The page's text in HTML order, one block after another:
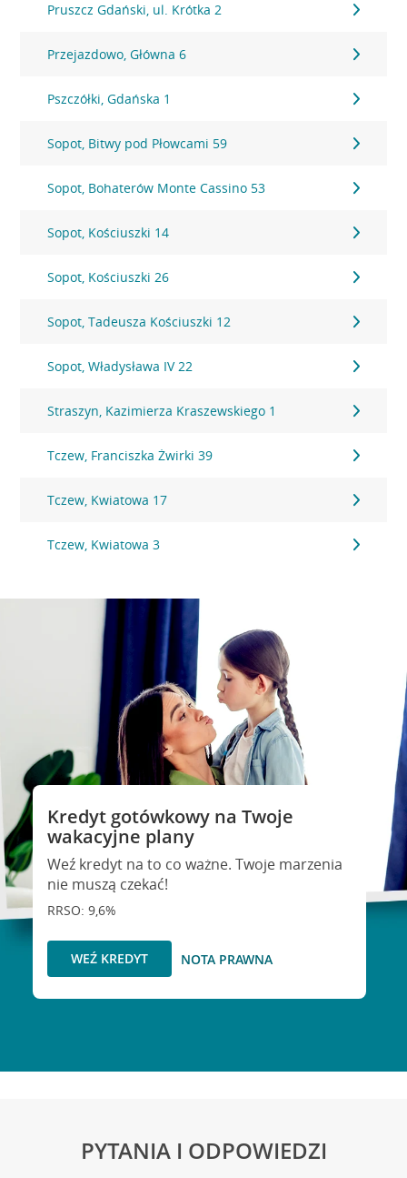
Pruszcz Gdański, ul. Krótka 2
Przejazdowo, Główna 6
Pszczółki, Gdańska 1
Sopot, Bitwy pod Płowcami 59
Sopot, Bohaterów Monte Cassino 53
Sopot, Kościuszki 14
Sopot, Kościuszki 26
Sopot, Tadeusza Kościuszki 12
Sopot, Władysława IV 22
Straszyn, Kazimierza Kraszewskiego 1
Tczew, Franciszka Żwirki 39
Tczew, Kwiatowa 17
Tczew, Kwiatowa 3
Kredyt gotówkowy na Twoje
wakacyjne plany
Weź kredyt na to co ważne. Twoje marzenia
nie muszą czekać!
RRSO: 9,6%
WEŹ KREDYT NOTA PRAWNA
PYTANIA I ODPOWIEDZI